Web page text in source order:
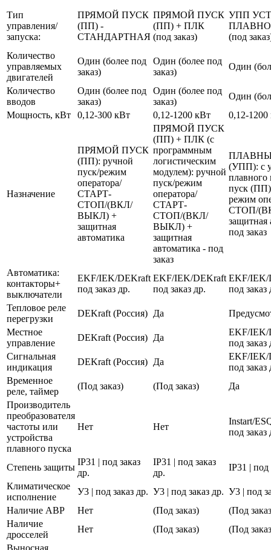
Тип
управления/
запуска:
ПРЯМОЙ ПУСК
(ПП) -
СТАНДАРТНАЯ
ПРЯМОЙ ПУСК
(ПП) + ПЛК
(под заказ)
УПП
(под
Количество
управляемых
двигателей
Один (более под
заказ)
Один (более под
заказ)
Один
Количество
вводов
Один (более под
заказ)
Один (более под
заказ)
Один
Мощность, кВт
0,12-300 кВт 0,12-1200 кВт 0,12-1200
Назначение
ПРЯМОЙ ПУСК
(ПП): ручной
пуск/режим
оператора/
СТАРТ-
СТОП/(ВКЛ/
ВЫКЛ) +
защитная
автоматика
ПРЯМОЙ ПУСК
(ПП) + ПЛК (с
программным
логистическим
модулем): ручной
пуск/режим
оператора/
СТАРТ-
СТОП/(ВКЛ/
ВЫКЛ) +
защитная
автоматика - под
заказ
(УПП): с
плавного
пуск
режим
СТОП/
защитная
под заказ
Автоматика:
контакторы+
выключатели
EKF/IEK/DEKraft
под заказ др.
EKF/IEK/DEKraft
под заказ др.
EKF/IEK/
под заказ
Тепловое реле
перегрузки
DEKraft (Россия) Да
Местное
управление
DEKraft (Россия) Да
EKF/IEK/
под заказ
Сигнальная
индикация
DEKraft (Россия) Да
EKF/IEK/
под заказ
Временное
реле, таймер
(Под заказ) (Под заказ)
Да
Производитель
преобразователя
частоты или
устройства
плавного пуска
Нет Нет
Instart/
под заказ
Степень защиты
IP31 | под заказ
др.
IP31 | под заказ
др.
IP31 | под
Климатическое
исполнение
У3 | под заказ др. У3 | под заказ др. У3 | под
Наличие АВР
Нет (Под заказ)
(Под
Наличие
дросселей
Нет (Под заказ)
(Под
Выносная